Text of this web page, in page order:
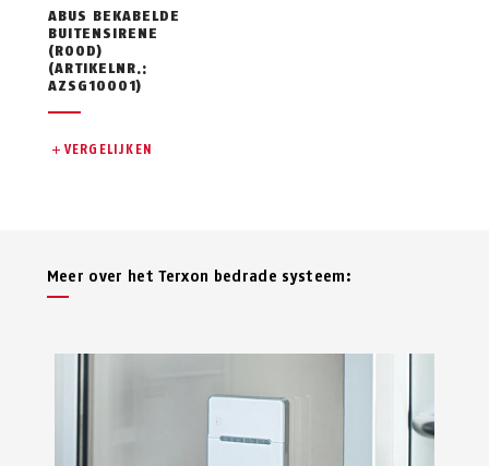
ABUS BEKABELDE
BUITENSIRENE
(ROOD)
(ARTIKELNR.:
AZSG10001)
VERGELIJKEN
Meer over het Terxon bedrade systeem: